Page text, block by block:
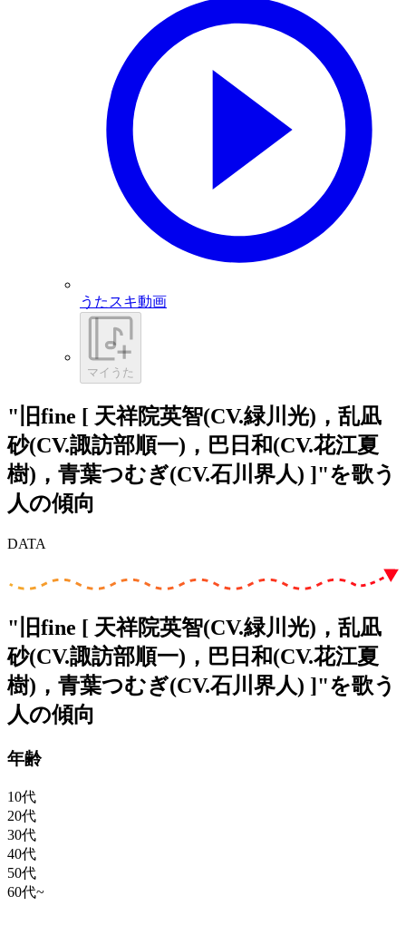
うたスキ動画
マイうた
"旧fine [ 天祥院英智(CV.緑川光)，乱凪
砂(CV.諏訪部順一)，巴日和(CV.花江夏
樹)，青葉つむぎ(CV.石川界人) ]"を歌う
人の傾向
DATA
"旧fine [ 天祥院英智(CV.緑川光)，乱凪
砂(CV.諏訪部順一)，巴日和(CV.花江夏
樹)，青葉つむぎ(CV.石川界人) ]"を歌う
人の傾向
年齢
10代
20代
30代
40代
50代
60代~